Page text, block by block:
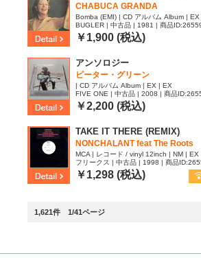
CHABUCA GRANDA
Bomba (EMI) | CD アルバム Album | EX
BUGLER | 中古品 | 1981 | 商品
￥1,900 (税込)
アンソロジー
ピーター・グリーン
| CD アルバム Album | EX | EX
FIVE ONE | 中古品 | 2008 | 商品
￥2,200 (税込)
TAKE IT THERE (REMIX)
NONCHALANT feat The Roots
MCA | レコード / vinyl 12inch | NM | EX
フリークス | 中古品 | 1998 | 商品
￥1,298 (税込)
1,621件 1/41ページ